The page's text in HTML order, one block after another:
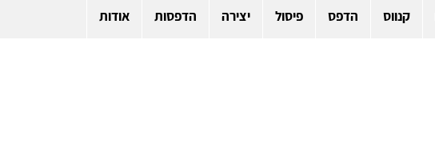
קנווס הדפס פיסול יצירה הדפסות אודות